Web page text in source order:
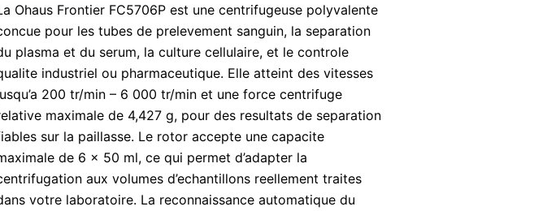
Ohaus Frontier FC5706P est une centrifugeuse polyvalente
pour les tubes de prelevement sanguin, la separation
plasma et du serum, la culture cellulaire, et le controle
industriel ou pharmaceutique. Elle atteint des vitesses
200 tr/min – 6 000 tr/min et une force centrifuge
maximale de 4,427 g, pour des resultats de separation
sur la paillasse. Le rotor accepte une capacite
de 6 x 50 ml, ce qui permet d’adapter la
aux volumes d’echantillons reellement traites
votre laboratoire. La reconnaissance automatique du